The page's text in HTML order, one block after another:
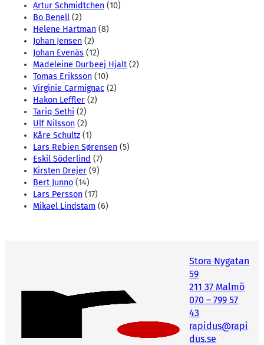
Artur Schmidtchen (10)
Bo Benell (2)
Helene Hartman (8)
Johan Jensen (2)
Johan Evenäs (12)
Madeleine Durbeej Hjalt (2)
Tomas Eriksson (10)
Virginie Carmignac (2)
Hakon Leffler (2)
Tariq Sethi (2)
Ulf Nilsson (2)
Kåre Schultz (1)
Lars Rebien Sørensen (5)
Eskil Söderlind (7)
Kirsten Drejer (9)
Bert Junno (14)
Lars Persson (17)
Mikael Lindstam (6)
Stora Nygatan
59
211 37 Malmö
070 – 799 57
43
rapidus@rapi
dus.se